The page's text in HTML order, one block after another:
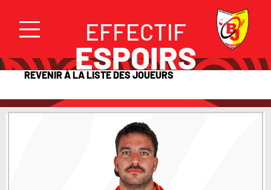
EFFECTIF
ESPOIRS
REVENIR À LA LISTE DES JOUEURS